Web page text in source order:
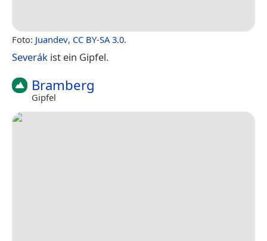
Foto: Juandev, CC BY-SA 3.0.
Severák ist ein Gipfel.
Bramberg
Gipfel